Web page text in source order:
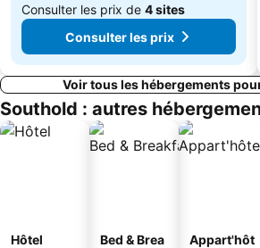
Consulter les prix de 4 sites
Consulter les prix
Voir tous les hébergements
Southold : autres
Hôtel
Bed & Brea
Appart'hôt